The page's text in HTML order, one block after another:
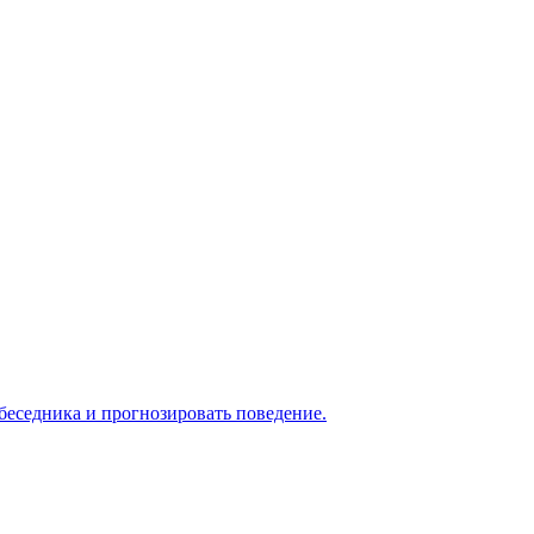
и прогнозировать поведение.